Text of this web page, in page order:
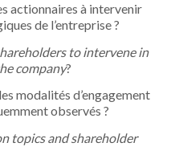
actionnaires à intervenir
de l’entreprise ?
to intervene in
company?
modalités d’engagement
observés ?
topics and shareholder